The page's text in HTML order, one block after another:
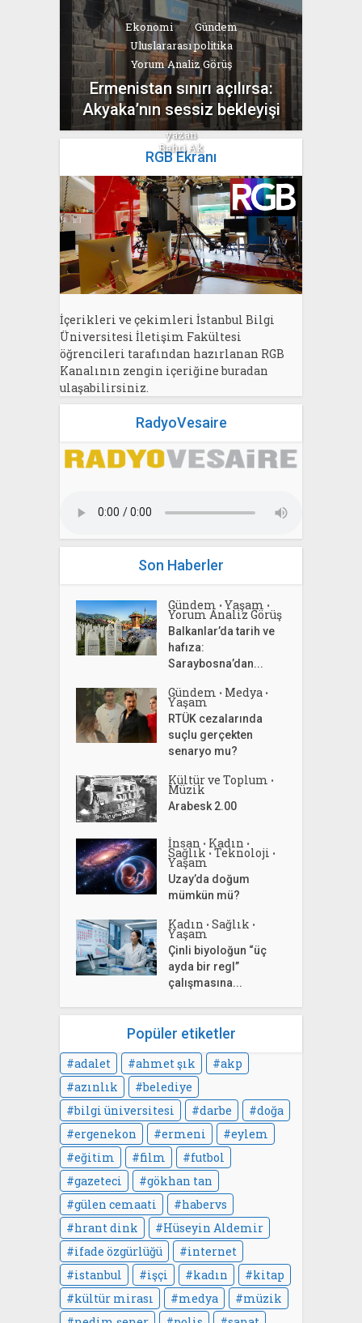
Ekonomi
Gündem
Uluslararası politika
Yorum Analiz Görüş
Ermenistan sınırı açılırsa:
Akyaka’nın sessiz bekleyişi
yazan
Bahri Ak
RGB Ekranı
İçerikleri ve çekimleri İstanbul Bilgi
Üniversitesi İletişim Fakültesi
öğrencileri tarafından hazırlanan RGB
Kanalının zengin içeriğine buradan
ulaşabilirsiniz.
RadyoVesaire
Son Haberler
Gündem • Yaşam •
Yorum Analiz Görüş
Balkanlar’da tarih ve
hafıza:
Saraybosna’dan...
Gündem • Medya •
Yaşam
RTÜK cezalarında
suçlu gerçekten
senaryo mu?
Kültür ve Toplum •
Müzik
Arabesk 2.00
İnsan • Kadın •
Sağlık • Teknoloji •
Yaşam
Uzay’da doğum
mümkün mü?
Kadın • Sağlık •
Yaşam
Çinli biyoloğun “üç
ayda bir regl”
çalışmasına...
Popüler etiketler
adalet ahmet şık
akp
azınlık
belediye
bilgi üniversitesi
darbe
doğa
ergenekon
ermeni
eylem
eğitim
film
futbol
gazeteci
gökhan tan
gülen cemaati
habervs
hrant dink
Hüseyin Aldemir
ifade özgürlüğü
internet
istanbul
işçi kadın
kitap
kültür mirası
medya
müzik